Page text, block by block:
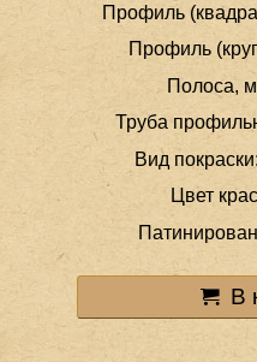
Профиль
Профиль
Полоса,
Труба
Вид покраски:
Цвет
В